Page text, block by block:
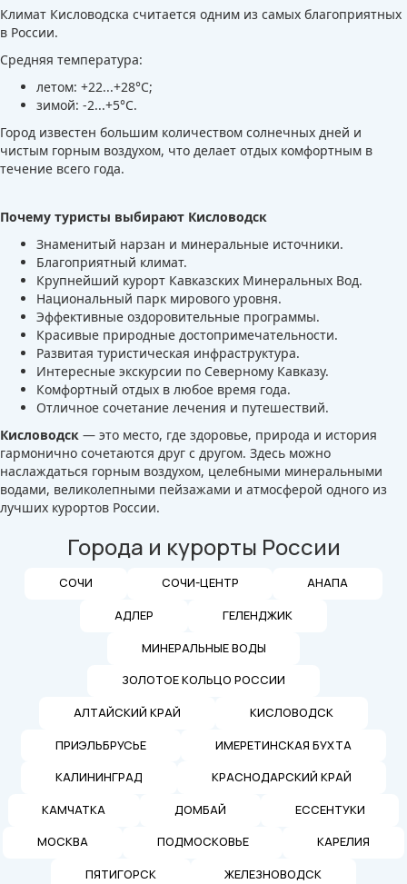
Климат Кисловодска считается одним из самых благоприятных
в России.
Средняя температура:
летом: +22...+28°C;
зимой: -2...+5°C.
Город известен большим количеством солнечных дней и
чистым горным воздухом, что делает отдых комфортным в
течение всего года.
Почему туристы выбирают Кисловодск
Знаменитый нарзан и минеральные источники.
Благоприятный климат.
Крупнейший курорт Кавказских Минеральных Вод.
Национальный парк мирового уровня.
Эффективные оздоровительные программы.
Красивые природные достопримечательности.
Развитая туристическая инфраструктура.
Интересные экскурсии по Северному Кавказу.
Комфортный отдых в любое время года.
Отличное сочетание лечения и путешествий.
Кисловодск — это место, где здоровье, природа и история
гармонично сочетаются друг с другом. Здесь можно
наслаждаться горным воздухом, целебными минеральными
водами, великолепными пейзажами и атмосферой одного из
лучших курортов России.
Города и курорты России
СОЧИ СОЧИ-ЦЕНТР АНАПА
АДЛЕР ГЕЛЕНДЖИК
МИНЕРАЛЬНЫЕ ВОДЫ
ЗОЛОТОЕ КОЛЬЦО РОССИИ
АЛТАЙСКИЙ КРАЙ КИСЛОВОДСК
ПРИЭЛЬБРУСЬЕ ИМЕРЕТИНСКАЯ БУХТА
КАЛИНИНГРАД КРАСНОДАРСКИЙ КРАЙ
КАМЧАТКА ДОМБАЙ ЕССЕНТУКИ
МОСКВА ПОДМОСКОВЬЕ КАРЕЛИЯ
ПЯТИГОРСК ЖЕЛЕЗНОВОДСК